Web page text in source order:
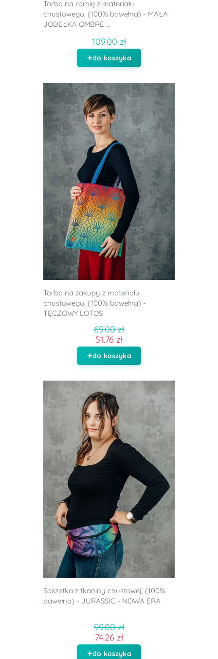
Torba na ramię z materiału
chustowego, (100% bawełna) - MAŁA
JODEŁKA OMBRE ...
109.00 zł
do koszyka
Torba na zakupy z materiału
chustowego, (100% bawełna) -
TĘCZOWY LOTOS
69.00 zł
51.76 zł
do koszyka
Saszetka z tkaniny chustowej, (100%
bawełna) - JURASSIC - NOWA ERA
99.00 zł
74.26 zł
do koszyka